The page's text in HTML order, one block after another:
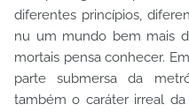
diferentes princípios,
nu um mundo bem mais
mortais pensa conhecer.
parte submersa da
também o caráter irreal